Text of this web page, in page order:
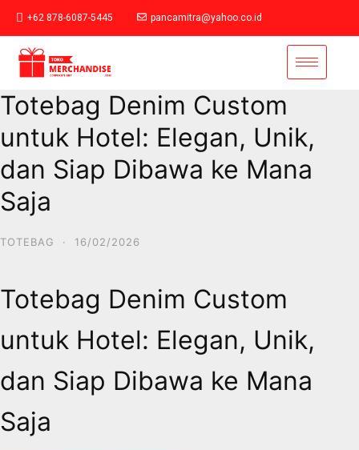
+62 878-6087-5445 pancamitra@yahoo.co.id
Totebag Denim Custom
untuk Hotel: Elegan, Unik,
dan Siap Dibawa ke Mana
Saja
TOTEBAG · 16/02/2026
Totebag Denim Custom
untuk Hotel: Elegan, Unik,
dan Siap Dibawa ke Mana
Saja